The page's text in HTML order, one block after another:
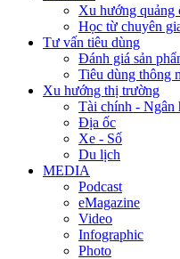
Xu hướng quảng
Học từ chuyên
Tư vấn tiêu dùng
Đánh giá sản
Tiêu dùng thông
Xu hướng thị trường
Tài chính - Ngân
Địa ốc
Xe - Số
Du lịch
MEDIA
Podcast
eMagazine
Video
Infographic
Photo